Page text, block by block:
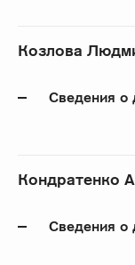
Козлова
Сведения о
Кондратенко
Сведения о